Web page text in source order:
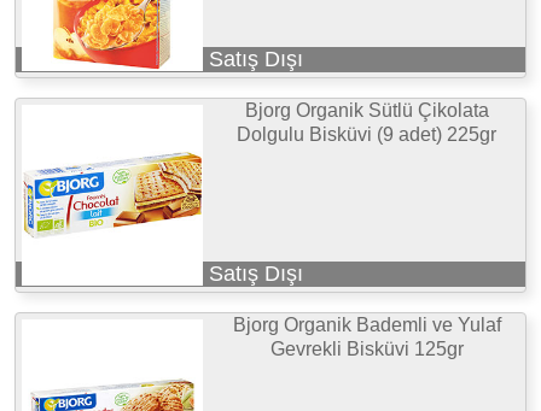
Satış Dışı
Bjorg Organik Sütlü Çikolata
Dolgulu Bisküvi (9 adet) 225gr
Satış Dışı
Bjorg Organik Bademli ve Yulaf
Gevrekli Bisküvi 125gr